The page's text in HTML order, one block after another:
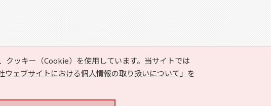
クッキー（Cookie）を使用しています。当サイトでは
ウェブサイトにおける個人情報の取り扱いについて」 を